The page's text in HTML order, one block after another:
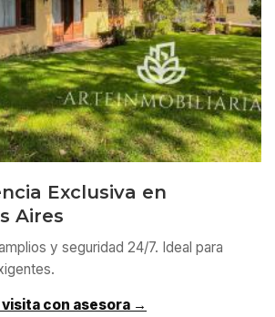
Exclusiva en
Aires
y seguridad 24/7. Ideal para
con asesora →